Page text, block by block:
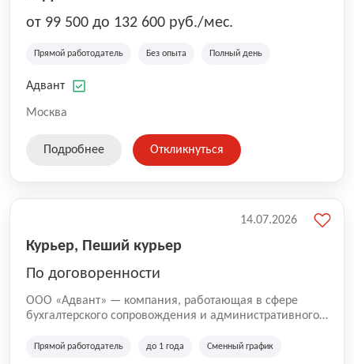
от 99 500 до 132 600 руб./мес.
Прямой работодатель Без опыта Полный день
Адвант
Москва
Подробнее Откликнуться
Курьер, Пеший курьер
По договоренности
ООО «Адвант» — компания, работающая в сфере
бухгалтерского сопровождения и административного
зарегистрирована в Санкт-Петербурге и
Прямой работодатель до 1 года Сменный график
14.07.2026